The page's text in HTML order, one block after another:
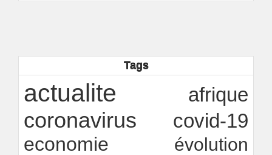
Ndakhté M. GAYE
Rapport Bceao 2025 : résilience, transition et
innovation
24/07/2026 -Ndakhté M. GAYE
Tags
actualite afrique
coronavirus covid-19
economie
évolution